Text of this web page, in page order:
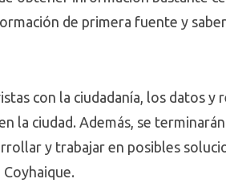
de primera fuente y
con la ciudadanía, los datos
la ciudad. Además, se
y trabajar en posibles